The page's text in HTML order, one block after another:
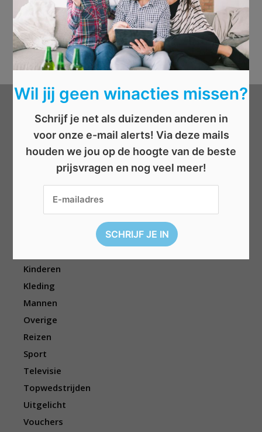
Categorieën
Beauty
Cadeau
Elektronica
Kinderen
Kleding
Mannen
Overige
Reizen
Sport
Televisie
Topwedstrijden
Uitgelicht
Vouchers
Wil jij geen winacties missen?
Schrijf je net als duizenden anderen in
voor onze e-mail alerts! Via deze mails
houden we jou op de hoogte van de beste
prijsvragen en nog veel meer!